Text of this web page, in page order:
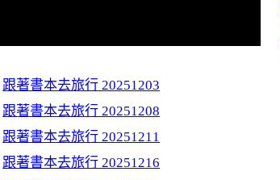
跟著書本去旅行 20251203
跟著書本去旅行 20251208
跟著書本去旅行 20251211
跟著書本去旅行 20251216